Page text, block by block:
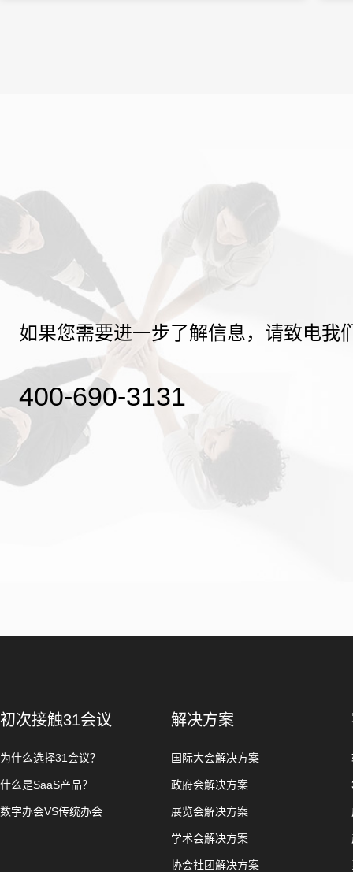
如果您需要进一步了解信息，请致电我
400-690-3131
初次接触31会议
为什么选择31会议？
什么是SaaS产品？
数字办会VS传统办会
解决方案
国际大会解决方案
政府会解决方案
展览会解决方案
学术会解决方案
协会社团解决方案